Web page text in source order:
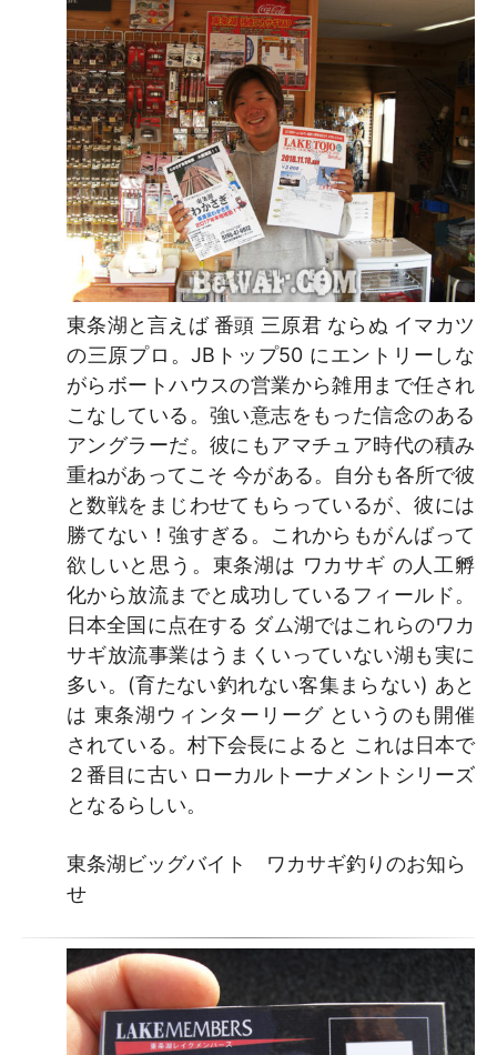
東条湖と言えば 番頭 三原君 ならぬ イマカツ
の三原プロ。JBトップ50 にエントリーしな
がらボートハウスの営業から雑用まで任され
こなしている。強い意志をもった信念のある
アングラーだ。彼にもアマチュア時代の積み
重ねがあってこそ 今がある。自分も各所で彼
と数戦をまじわせてもらっているが、彼には
勝てない！強すぎる。これからもがんばって
欲しいと思う。東条湖は ワカサギ の人工孵
化から放流までと成功しているフィールド。
日本全国に点在する ダム湖ではこれらのワカ
サギ放流事業はうまくいっていない湖も実に
多い。(育たない釣れない客集まらない) あと
は 東条湖ウィンターリーグ というのも開催
されている。村下会長によると これは日本で
２番目に古い ローカルトーナメントシリーズ
となるらしい。
東条湖ビッグバイト ワカサギ釣りのお知ら
せ